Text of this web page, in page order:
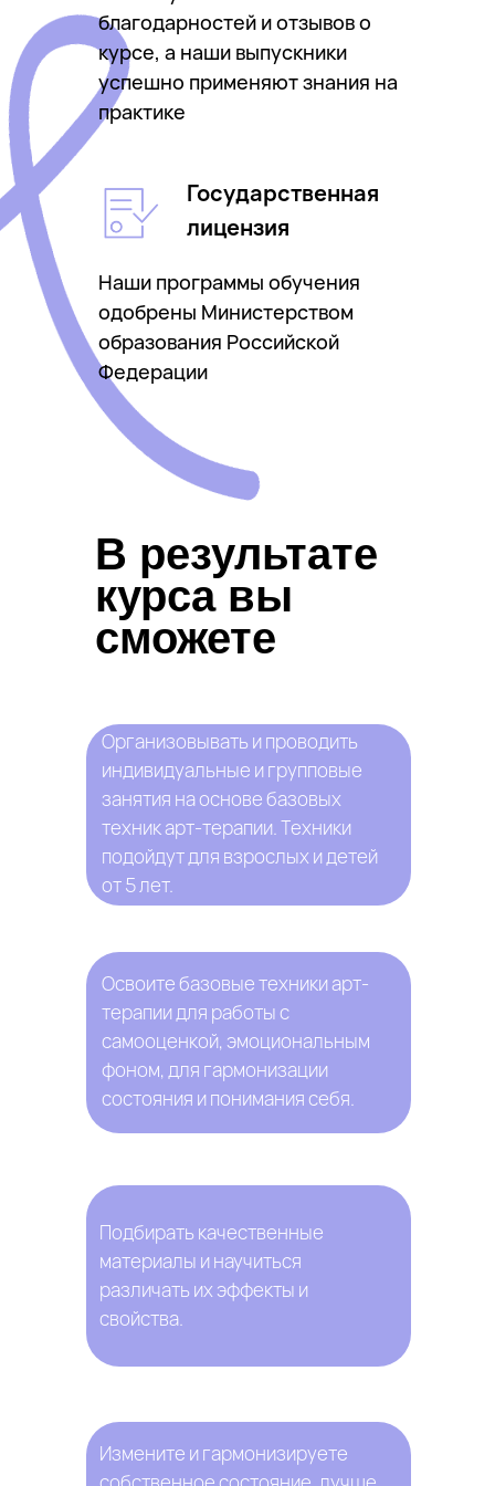
благодарностей и отзывов о
курсе, а наши выпускники
успешно применяют знания на
практике
Государственная
лицензия
Наши программы обучения
одобрены Министерством
образования Российской
Федерации
Организовывать и проводить
индивидуальные и групповые
занятия на основе базовых
техник арт-терапии. Техники
подойдут для взрослых и детей
от 5 лет.
В результате
курса вы
сможете
Подбирать качественные
материалы и научиться
различать их эффекты и
свойства.
Освоите базовые техники арт-
терапии для работы с
самооценкой, эмоциональным
фоном, для гармонизации
состояния и понимания себя.
Измените и гармонизируете